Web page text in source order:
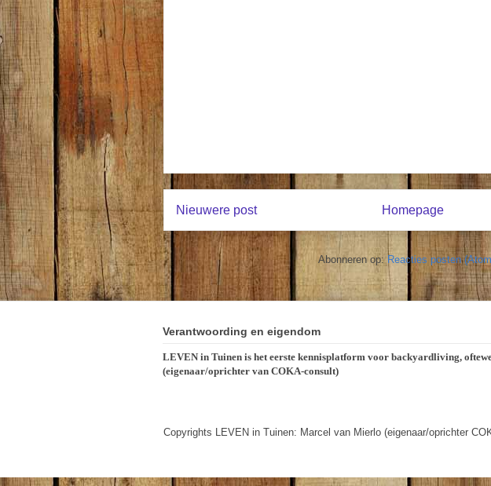
Nieuwere post Homepage
Abonneren op: Reacties posten
Verantwoording en eigendom
LEVEN in Tuinen is het eerste kennisplatform voor backyardliving,
(eigenaar/oprichter van COKA-consult)
Copyrights LEVEN in Tuinen: Marcel van Mierlo (eigenaar/oprichter